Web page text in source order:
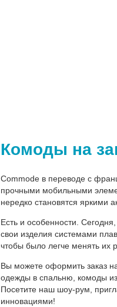
Комоды на
Commode в переводе с
прочными мобильными
нередко становятся яркими
Есть и особенности.
свои изделия системами
чтобы было легче менять их
Вы можете оформить заказ
одежды в спальню, комоды
Посетите наш шоу-рум,
инновациями!